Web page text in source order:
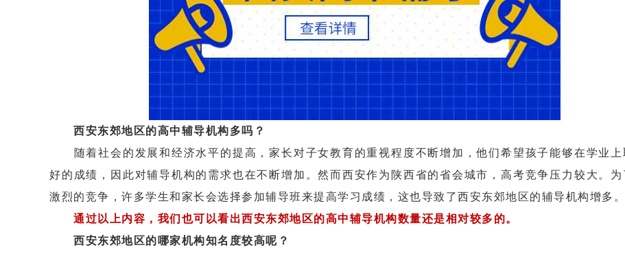
西安东郊地区的高中辅导机构多吗？
随着社会的发展和经济水平的提高，家长对子女教育的重视程度不断增加，他们希望孩子能够在学业上
好的成绩，因此对辅导机构的需求也在不断增加。然而西安作为陕西省的省会城市，高考竞争压力较大。为
激烈的竞争，许多学生和家长会选择参加辅导班来提高学习成绩，这也导致了西安东郊地区的辅导机构增多。
通过以上内容，我们也可以看出西安东郊地区的高中辅导机构数量还是相对较多的。
西安东郊地区的哪家机构知名度较高呢？